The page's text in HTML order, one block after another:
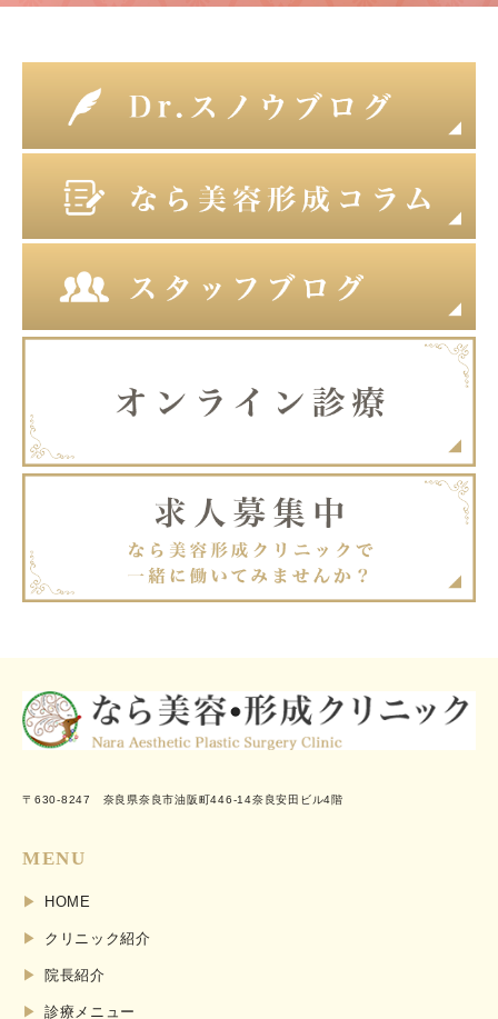
〒630-8247 奈良県奈良市油阪町446-14奈良安田ビル4階
MENU
HOME
クリニック紹介
院長紹介
診療メニュー